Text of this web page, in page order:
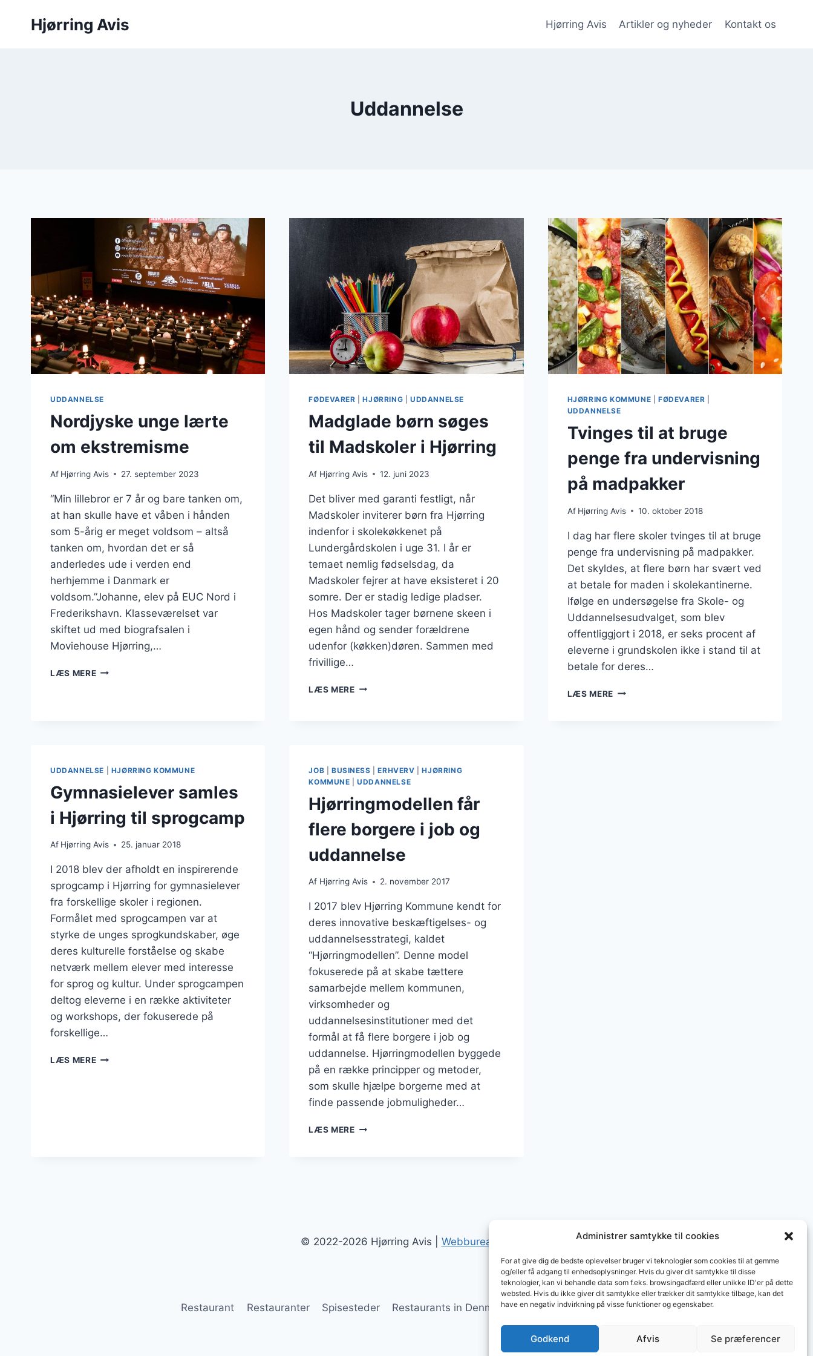
Administrer samtykke til cookies
For at give dig de bedste oplevelser bruger vi teknologier som cookies til at gemme
og/eller få adgang til enhedsoplysninger. Hvis du giver dit samtykke til disse
teknologier, kan vi behandle data som f.eks. browsingadfærd eller unikke ID'er på dette
websted. Hvis du ikke giver dit samtykke eller trækker dit samtykke tilbage, kan det
have en negativ indvirkning på visse funktioner og egenskaber.
Godkend Afvis Se præferencer
Hjørring Avis Hjørring Avis Artikler og nyheder Kontakt os
Uddannelse
UDDANNELSE
Nordjyske unge lærte
om ekstremisme
Af Hjørring Avis 27. september 2023
“Min lillebror er 7 år og bare tanken om,
at han skulle have et våben i hånden
som 5-årig er meget voldsom – altså
tanken om, hvordan det er så
anderledes ude i verden end
herhjemme i Danmark er
voldsom.”Johanne, elev på EUC Nord i
Frederikshavn. Klasseværelset var
skiftet ud med biografsalen i
Moviehouse Hjørring,…
LÆS MERENORDJYSKE
FØDEVARER |HJØRRING |UDDANNELSE
Madglade børn søges
til Madskoler i Hjørring
Af Hjørring Avis 12. juni 2023
Det bliver med garanti festligt, når
Madskoler inviterer børn fra Hjørring
indenfor i skolekøkkenet på
Lundergårdskolen i uge 31. I år er
temaet nemlig fødselsdag, da
Madskoler fejrer at have eksisteret i 20
somre. Der er stadig ledige pladser.
Hos Madskoler tager børnene skeen i
egen hånd og sender forældrene
udenfor (køkken)døren. Sammen med
frivillige…
LÆS MEREMADGLADE
HJØRRING KOMMUNE FØDEVARER
UDDANNELSE
Tvinges til at bruge
penge fra undervisning
på madpakker
Af Hjørring Avis 10. oktober 2018
I dag har flere skoler tvinges til at bruge
penge fra undervisning på madpakker.
Det skyldes, at flere børn har svært ved
at betale for maden i skolekantinerne.
Ifølge en undersøgelse fra Skole- og
Uddannelsesudvalget, som blev
offentliggjort i 2018, er seks procent af
eleverne i grundskolen ikke i stand til at
betale for deres…
LÆS MERE TVINGES
UDDANNELSE HJØRRING KOMMUNE
Gymnasielever samles
i Hjørring til sprogcamp
Af Hjørring Avis 25. januar 2018
I 2018 blev der afholdt en inspirerende
sprogcamp i Hjørring for gymnasielever
fra forskellige skoler i regionen.
Formålet med sprogcampen var at
styrke de unges sprogkundskaber, øge
deres kulturelle forståelse og skabe
netværk mellem elever med interesse
for sprog og kultur. Under sprogcampen
deltog eleverne i en række aktiviteter
og workshops, der fokuserede på
forskellige…
LÆS MEREGYMNASIELEVER
JOB BUSINESS |ERHVERV |HJØRRING
KOMMUNE |UDDANNELSE
Hjørringmodellen får
flere borgere i job og
uddannelse
Af Hjørring Avis 2. november 2017
I 2017 blev Hjørring Kommune kendt for
deres innovative beskæftigelses- og
uddannelsesstrategi, kaldet
“Hjørringmodellen”. Denne model
fokuserede på at skabe tættere
samarbejde mellem kommunen,
virksomheder og
uddannelsesinstitutioner med det
formål at få flere borgere i job og
uddannelse. Hjørringmodellen byggede
på en række principper og metoder,
som skulle hjælpe borgerne med at
finde passende jobmuligheder…
LÆS MEREHJØRRINGMODELLEN
© 2022-2026 Hjørring Avis | Webbureau.dk
Restaurant Restauranter Spisesteder Restaurants in Denmark Restaurants in Norway